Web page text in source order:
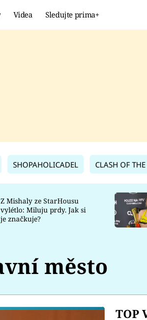
Videa Sledujte prima+
SHOPAHOLICADEL CLASH OF THE
Z Mishaly ze StarHousu
vylétlo: Miluju prdy. Jak si
je značkuje?
město
TOP